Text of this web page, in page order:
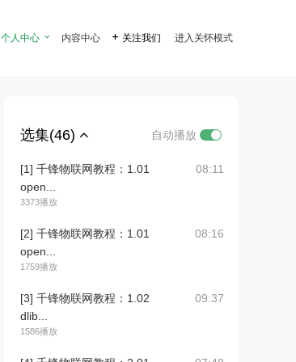
个人中心  内容中心  关注我们 进入关怀模式
选集(46) 自动播放
[1] 千锋物联网教程：1.01
open...
3373播放
08:11
[2] 千锋物联网教程：1.01
open...
1759播放
08:16
[3] 千锋物联网教程：1.02
dlib...
1586播放
09:37